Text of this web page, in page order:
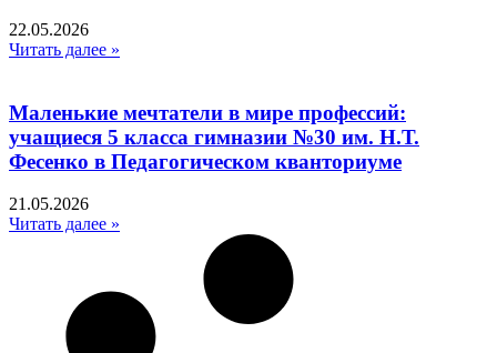
22.05.2026
Читать далее »
Маленькие мечтатели в мире профессий:
учащиеся 5 класса гимназии №30 им. Н.Т.
Фесенко в Педагогическом кванториуме
21.05.2026
Читать далее »